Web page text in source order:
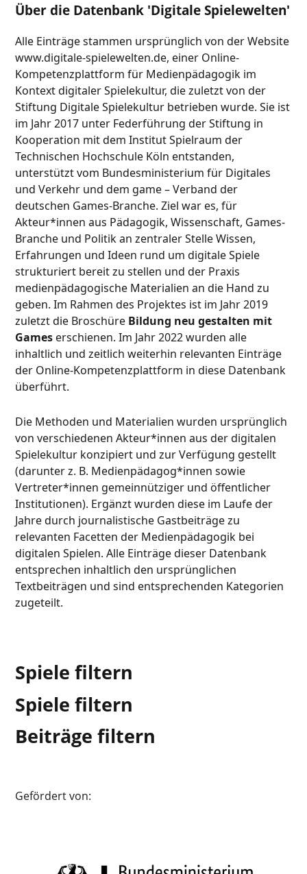
Über die Datenbank 'Digitale Spielewelten'
Alle Einträge stammen ursprünglich von der Website
www.digitale-spielewelten.de, einer Online-
Kompetenzplattform für Medienpädagogik im
Kontext digitaler Spielekultur, die zuletzt von der
Stiftung Digitale Spielekultur betrieben wurde. Sie ist
im Jahr 2017 unter Federführung der Stiftung in
Kooperation mit dem Institut Spielraum der
Technischen Hochschule Köln entstanden,
unterstützt vom Bundesministerium für Digitales
und Verkehr und dem game – Verband der
deutschen Games-Branche. Ziel war es, für
Akteur*innen aus Pädagogik, Wissenschaft, Games-
Branche und Politik an zentraler Stelle Wissen,
Erfahrungen und Ideen rund um digitale Spiele
strukturiert bereit zu stellen und der Praxis
medienpädagogische Materialien an die Hand zu
geben. Im Rahmen des Projektes ist im Jahr 2019
zuletzt die Broschüre Bildung neu gestalten mit
Games erschienen. Im Jahr 2022 wurden alle
inhaltlich und zeitlich weiterhin relevanten Einträge
der Online-Kompetenzplattform in diese Datenbank
überführt.
Die Methoden und Materialien wurden ursprünglich
von verschiedenen Akteur*innen aus der digitalen
Spielekultur konzipiert und zur Verfügung gestellt
(darunter z. B. Medienpädagog*innen sowie
Vertreter*innen gemeinnütziger und öffentlicher
Institutionen). Ergänzt wurden diese im Laufe der
Jahre durch journalistische Gastbeiträge zu
relevanten Facetten der Medienpädagogik bei
digitalen Spielen. Alle Einträge dieser Datenbank
entsprechen inhaltlich den ursprünglichen
Textbeiträgen und sind entsprechenden Kategorien
zugeteilt.
Spiele filtern
Spiele filtern
Beiträge filtern
Gefördert von: